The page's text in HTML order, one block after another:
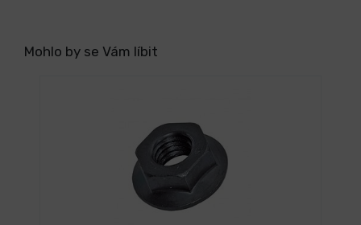
Mohlo by se Vám líbit